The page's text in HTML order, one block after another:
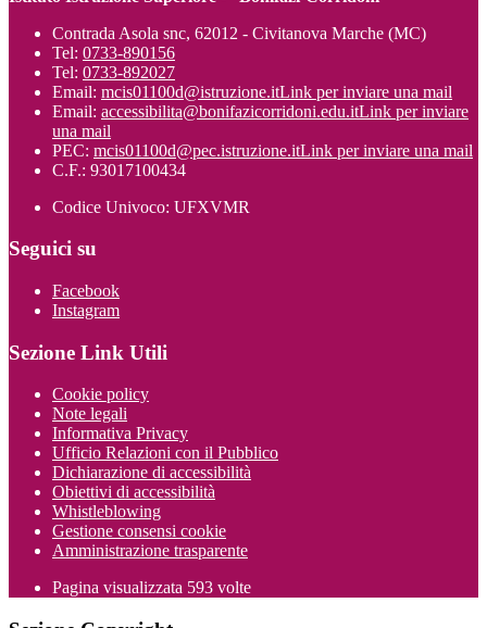
Contrada Asola snc, 62012 - Civitanova Marche (MC)
Tel: 0733-890156
Tel: 0733-892027
Email: mcis01100d@istruzione.itLink per inviare una mail
Email: accessibilita@bonifazicorridoni.edu.itLink per inviare
una mail
PEC: mcis01100d@pec.istruzione.itLink per inviare una mail
C.F.: 93017100434
Codice Univoco: UFXVMR
Seguici su
Facebook
Instagram
Sezione Link Utili
Cookie policy
Note legali
Informativa Privacy
Ufficio Relazioni con il Pubblico
Dichiarazione di accessibilità
Obiettivi di accessibilità
Whistleblowing
Gestione consensi cookie
Amministrazione trasparente
Pagina visualizzata 593 volte